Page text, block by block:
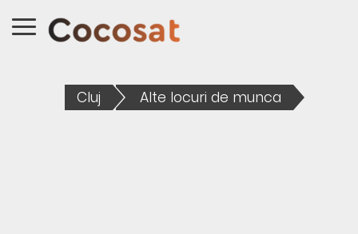
Cluj Alte locuri de munca